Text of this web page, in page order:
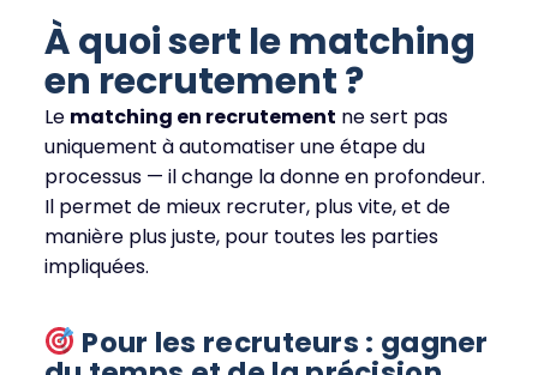
À quoi sert le matching
en recrutement ?
Le matching en recrutement ne sert pas
uniquement à automatiser une étape du
processus — il change la donne en profondeur.
Il permet de mieux recruter, plus vite, et de
manière plus juste, pour toutes les parties
impliquées.
Pour les recruteurs : gagner